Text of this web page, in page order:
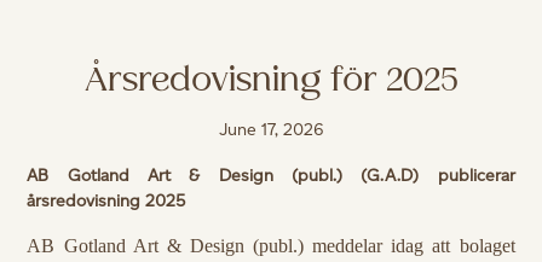
Årsredovisning för 2025
June 17, 2026
AB Gotland Art & Design (publ.) (G.A.D) publicerar
årsredovisning 2025
AB Gotland Art & Design (publ.) meddelar idag att bolaget